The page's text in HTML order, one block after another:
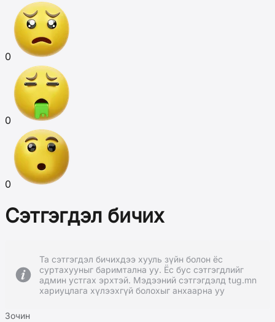
0
0
0
Сэтгэгдэл бичих
Та сэтгэгдэл бичихдээ хууль зүйн болон ёс
суртахууныг баримтална уу. Ёс бус сэтгэгдлийг
админ устгах эрхтэй. Мэдээний сэтгэгдэлд tug.mn
хариуцлага хүлээхгүй болохыг анхаарна уу
Зочин